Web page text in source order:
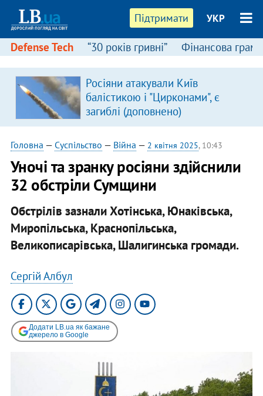
Підтримати УКР
Defense Tech “30 років гривні” Фінансова
Росіяни атакували Київ
балістикою і "Цирконами", є
загиблі (доповнено)
Головна — Суспільство — Війна — 2 квітня 2025, 10:43
Уночі та зранку росіяни здійснили
32 обстріли Сумщини
Обстрілів зазнали Хотінська, Юнаківська,
Миропільська, Краснопільська,
Великописарівська, Шалигинська громади.
Сергій Албул
Додати LB.ua як бажане
джерело в Google